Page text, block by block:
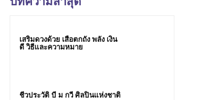
เสริมดวงด้วย เสือตกถัง พลัง เงิน
ดี วิธีและความหมาย
ชีวประวัติ บี ม กวี ศิลปินแห่งชาติ